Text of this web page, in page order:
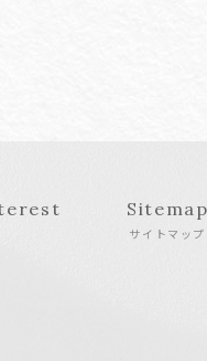
Sitemap
サイトマップ